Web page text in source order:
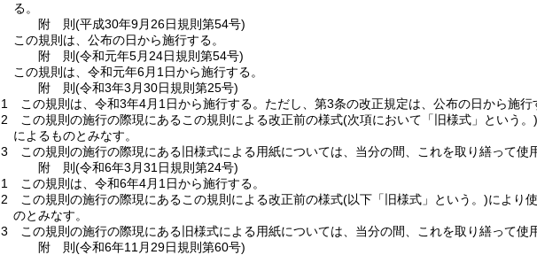
る。
附 則(平成30年9月26日規則第54号)
この規則は、公布の日から施行する。
附 則(令和元年5月24日規則第54号)
この規則は、令和元年6月1日から施行する。
附 則(令和3年3月30日規則第25号)
1
この規則は、令和3年4月1日から施行する。 ただし、第3条の改正規定は、公布の日から施行
2
この規則の施行の際現にあるこの規則による改正前の様式(次項において「旧様式」という。)
によるものとみなす。
3
この規則の施行の際現にある旧様式による用紙については、当分の間、これを取り繕って使
附 則(令和6年3月31日規則第24号)
1
この規則は、令和6年4月1日から施行する。
2
この規則の施行の際現にあるこの規則による改正前の様式(以下「旧様式」という。)により
のとみなす。
3
この規則の施行の際現にある旧様式による用紙については、当分の間、これを取り繕って使
附 則(令和6年11月29日規則第60号)